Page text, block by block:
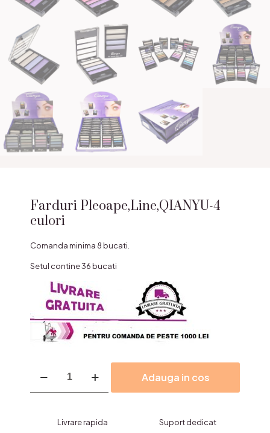
Farduri Pleoape,Line,QIANYU-4
culori
Comanda minima 8 bucati.
Setul contine 36 bucati
Farduri
Pleoape,Line,QIANYU-
Adauga in cos
Livrare rapida Suport dedicat